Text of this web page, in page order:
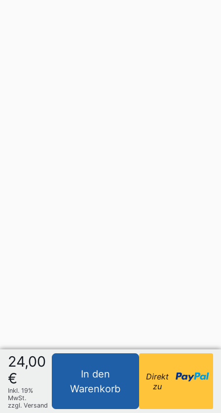
24,00
€
Inkl. 19%
MwSt.
zzgl. Versand
In den
Warenkorb
Direkt
zu